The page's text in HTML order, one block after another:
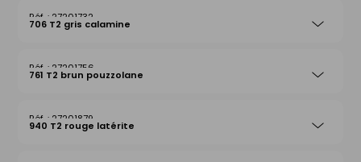
27201732
706 T2 gris calamine
27201756
761 T2 brun pouzzolane
27201879
940 T2 rouge latérite